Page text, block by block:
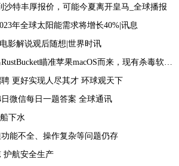
沙特丰厚报价，可能今夏离开皇马_全球播报
年全球太阳能需求将增长40%|讯息
影解说观后随想|世界时讯
天天观速讯丨恶意木马RustBucket瞄准苹果macOS而来，现有杀毒软件难以检测
更好实现人尽其才 环球观天下
微信每日一题答案 全球通讯
下水
能不全、操作复杂等问题仍存
护航安全生产